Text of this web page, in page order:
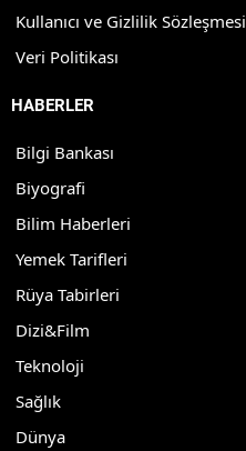
Kullanıcı ve Gizlilik Sözleşmesi
Veri Politikası
HABERLER
Bilgi Bankası
Biyografi
Bilim Haberleri
Yemek Tarifleri
Rüya Tabirleri
Dizi&Film
Teknoloji
Sağlık
Dünya